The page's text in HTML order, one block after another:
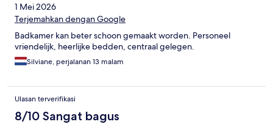
1 Mei 2026
Terjemahkan dengan Google
Badkamer kan beter schoon gemaakt worden. Personeel
vriendelijk, heerlijke bedden, centraal gelegen.
Silviane, perjalanan 13 malam
Ulasan terverifikasi
8/10 Sangat bagus